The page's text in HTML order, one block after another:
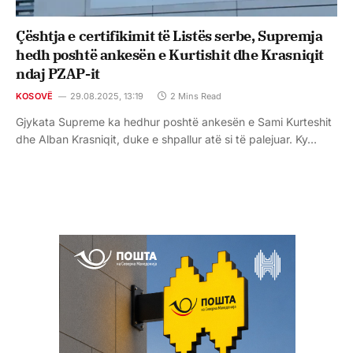
Çështja e certifikimit të Listës serbe, Supremja
hedh poshtë ankesën e Kurtishit dhe Krasniqit
ndaj PZAP-it
KOSOVË 29.08.2025, 13:19 2 Mins Read
Gjykata Supreme ka hedhur poshtë ankesën e Sami Kurteshit
dhe Alban Krasniqit, duke e shpallur atë si të palejuar. Ky…